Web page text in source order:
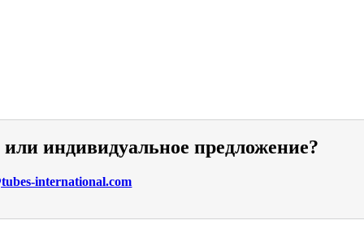
индивидуальное предложение?
international.com